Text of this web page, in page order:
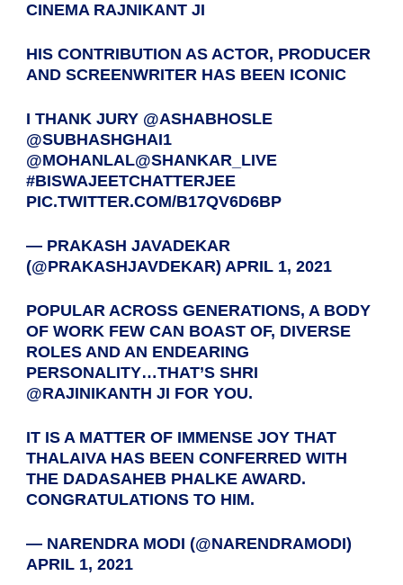
CINEMA RAJNIKANT JI
HIS CONTRIBUTION AS ACTOR, PRODUCER
AND SCREENWRITER HAS BEEN ICONIC
I THANK JURY @ASHABHOSLE
@SUBHASHGHAI1
@MOHANLAL@SHANKAR_LIVE
#BISWAJEETCHATTERJEE
PIC.TWITTER.COM/B17QV6D6BP
— PRAKASH JAVADEKAR
(@PRAKASHJAVDEKAR)APRIL 1, 2021
POPULAR ACROSS GENERATIONS, A BODY
OF WORK FEW CAN BOAST OF, DIVERSE
ROLES AND AN ENDEARING
PERSONALITY…THAT’S SHRI
@RAJINIKANTH JI FOR YOU.
IT IS A MATTER OF IMMENSE JOY THAT
THALAIVA HAS BEEN CONFERRED WITH
THE DADASAHEB PHALKE AWARD.
CONGRATULATIONS TO HIM.
— NARENDRA MODI (@NARENDRAMODI)
APRIL 1, 2021